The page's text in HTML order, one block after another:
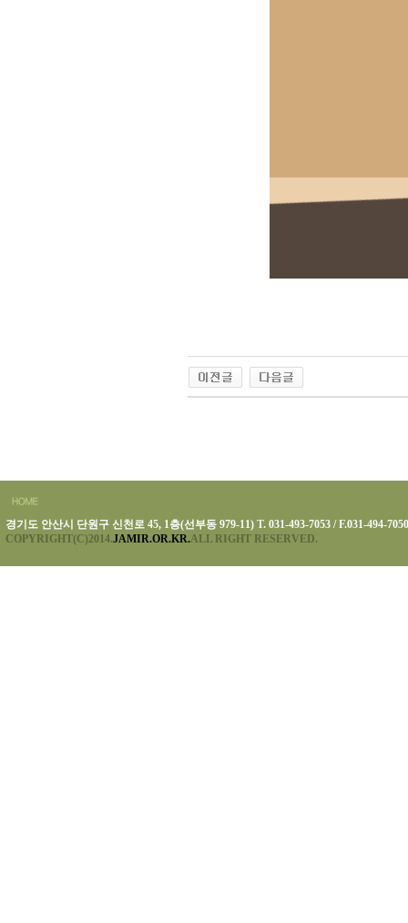
경기도 안산시 단원구 신천로 45, 1층(선부동 979-11) T. 031-493-7053 / F.031-494-7050
COPYRIGHT(C)2014.JAMIR.OR.KR.ALL RIGHT RESERVED.